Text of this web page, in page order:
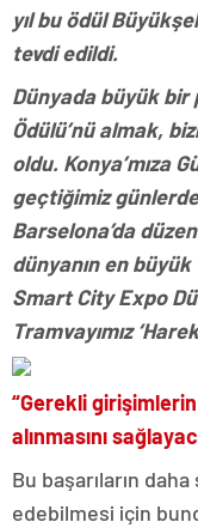
yıl bu ödül
tevdi edildi.
Dünyada büyük bir
Ödülü’nü almak,
oldu. Konya’mıza
geçtiğimiz
Barselona’da
dünyanın en
Smart City Expo
Tramvayımız
“Gerekli
alınmasını
Bu başarıların
edebilmesi için